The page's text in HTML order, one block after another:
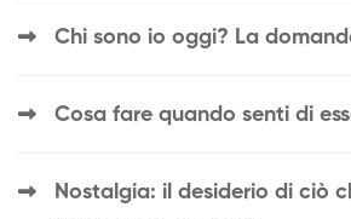
Chi sono io oggi? La
Cosa fare quando senti di
Nostalgia: il desiderio di ciò